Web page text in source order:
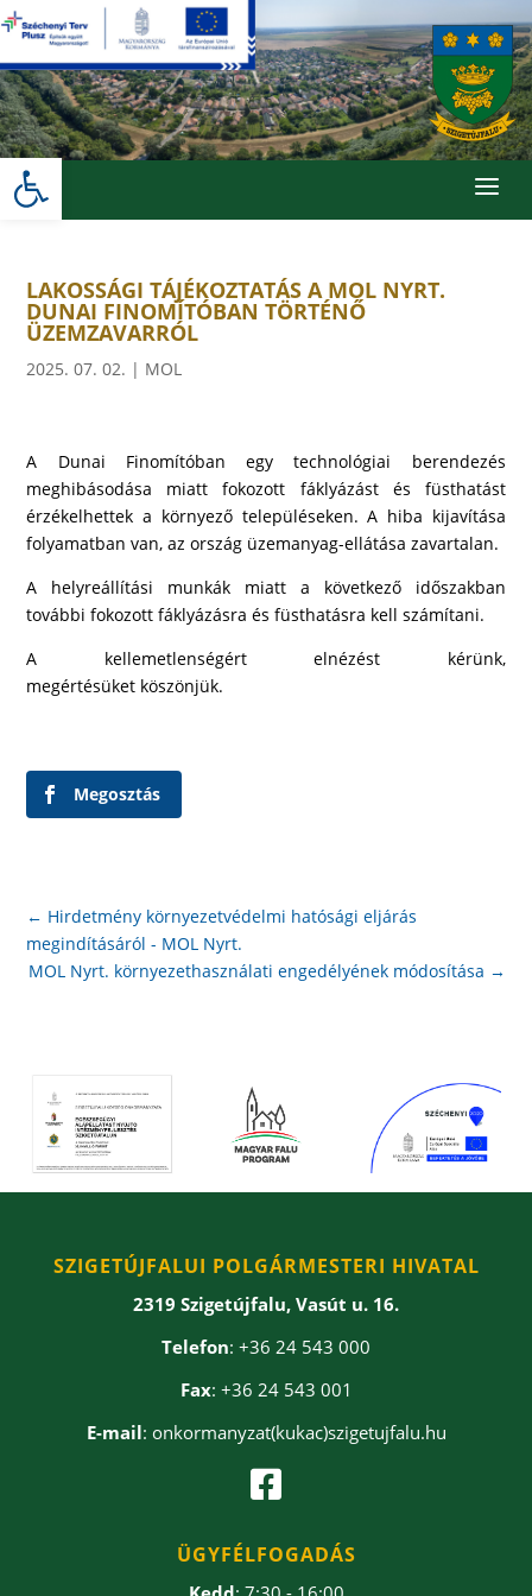
Skip
to
content
Eszköztár megnyitása a
LAKOSSÁGI TÁJÉKOZTATÁS A MOL NYRT.
DUNAI FINOMÍTÓBAN TÖRTÉNŐ
ÜZEMZAVARRÓL
2025. 07. 02. | MOL
A Dunai Finomítóban egy technológiai berendezés
meghibásodása miatt fokozott fáklyázást és füsthatást
érzékelhettek a környező településeken. A hiba kijavítása
folyamatban van, az ország üzemanyag-ellátása zavartalan.
A helyreállítási munkák miatt a következő időszakban
további fokozott fáklyázásra és füsthatásra kell számítani.
A kellemetlenségért elnézést kérünk,
megértésüket köszönjük.
Megosztás
← Hirdetmény környezetvédelmi hatósági eljárás
megindításáról - MOL Nyrt.
MOL Nyrt. környezethasználati engedélyének módosítása →
SZIGETÚJFALUI POLGÁRMESTERI HIVATAL
2319 Szigetújfalu, Vasút u. 16.
Telefon: +36 24 543 000
Fax: +36 24 543 001
E-mail: onkormanyzat(kukac)szigetujfalu.hu

ÜGYFÉLFOGADÁS